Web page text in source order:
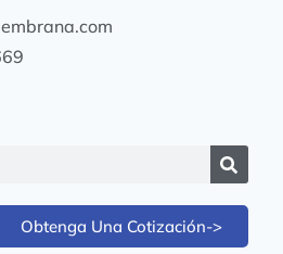
Obtenga Una Cotización->